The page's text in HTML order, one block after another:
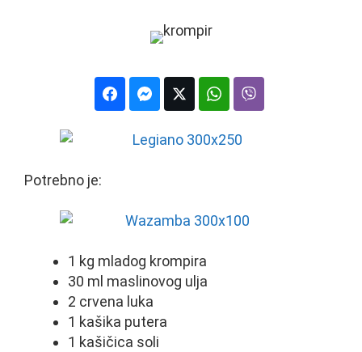
Potrebno je:
1 kg mladog krompira
30 ml maslinovog ulja
2 crvena luka
1 kašika putera
1 kašičica soli